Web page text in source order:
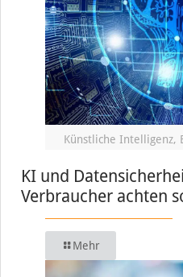
Künstliche Intelligenz,
KI und
Verbraucher achten
Mehr